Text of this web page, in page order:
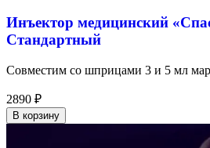
Инъектор медицинский
Стандартный
Совместим со шприцами 3 и 5 мл
2890 ₽
В корзину